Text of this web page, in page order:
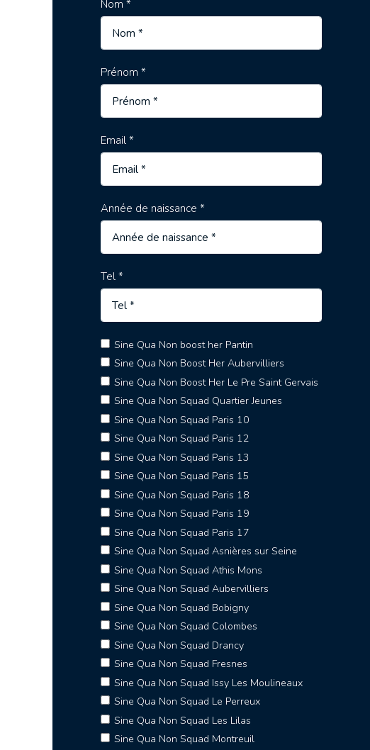
Nom *
Prénom *
Email *
Année de naissance *
Tel *
Sine Qua Non boost her Pantin
Sine Qua Non Boost Her Aubervilliers
Sine Qua Non Boost Her Le Pre Saint Gervais
Sine Qua Non Squad Quartier Jeunes
Sine Qua Non Squad Paris 10
Sine Qua Non Squad Paris 12
Sine Qua Non Squad Paris 13
Sine Qua Non Squad Paris 15
Sine Qua Non Squad Paris 18
Sine Qua Non Squad Paris 19
Sine Qua Non Squad Paris 17
Sine Qua Non Squad Asnières sur Seine
Sine Qua Non Squad Athis Mons
Sine Qua Non Squad Aubervilliers
Sine Qua Non Squad Bobigny
Sine Qua Non Squad Colombes
Sine Qua Non Squad Drancy
Sine Qua Non Squad Fresnes
Sine Qua Non Squad Issy Les Moulineaux
Sine Qua Non Squad Le Perreux
Sine Qua Non Squad Les Lilas
Sine Qua Non Squad Montreuil